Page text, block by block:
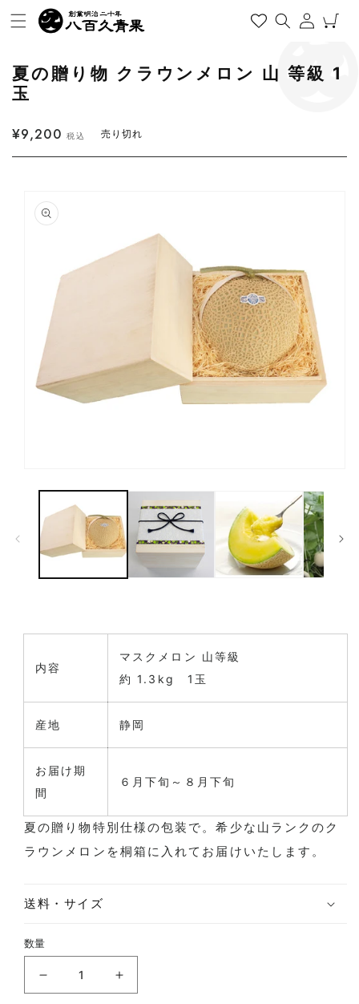
ンテンツに進む ログイン
カート
夏の贈り物 クラウンメロン 山 等級 1
玉
通常価格
¥9,200税込 売り切れ
情報にスキップ
内容
マスクメロン 山等級
約 1.3kg 1玉
産地 静岡
お届け期
間
６月下旬～８月下旬
夏の贈り物特別仕様の包装で。希少な山ランクのク
ラウンメロンを桐箱に入れてお届けいたします。
送料・サイズ
数量
夏の贈り物 クラウンメロン 山 等級 1玉の数量を
夏の贈り物 クラウンメロン 山 等級